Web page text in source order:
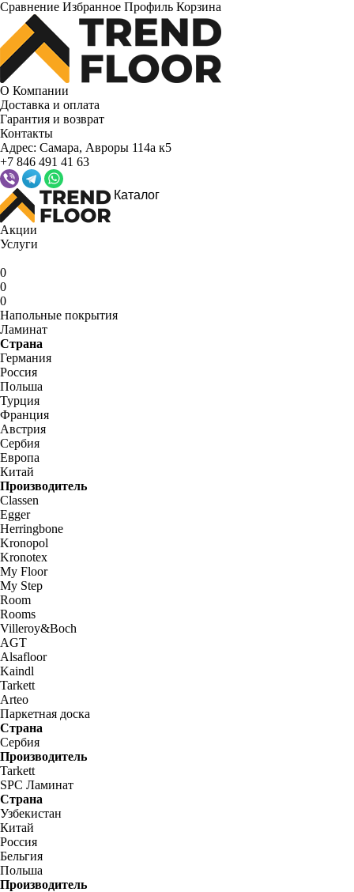
Сравнение Избранное Профиль Корзина
О Компании
Доставка и оплата
Гарантия и возврат
Контакты
Адрес: Самара, Авроры 114а к5
+7 846 491 41 63
Каталог
Акции
Услуги
0
0
0
Напольные покрытия
Ламинат
Страна
Германия
Россия
Польша
Турция
Франция
Австрия
Сербия
Европа
Китай
Производитель
Classen
Egger
Herringbone
Kronopol
Kronotex
My Floor
My Step
Room
Rooms
Villeroy&Boch
AGT
Alsafloor
Kaindl
Tarkett
Arteo
Паркетная доска
Страна
Сербия
Производитель
Tarkett
SPC Ламинат
Страна
Узбекистан
Китай
Россия
Бельгия
Польша
Производитель